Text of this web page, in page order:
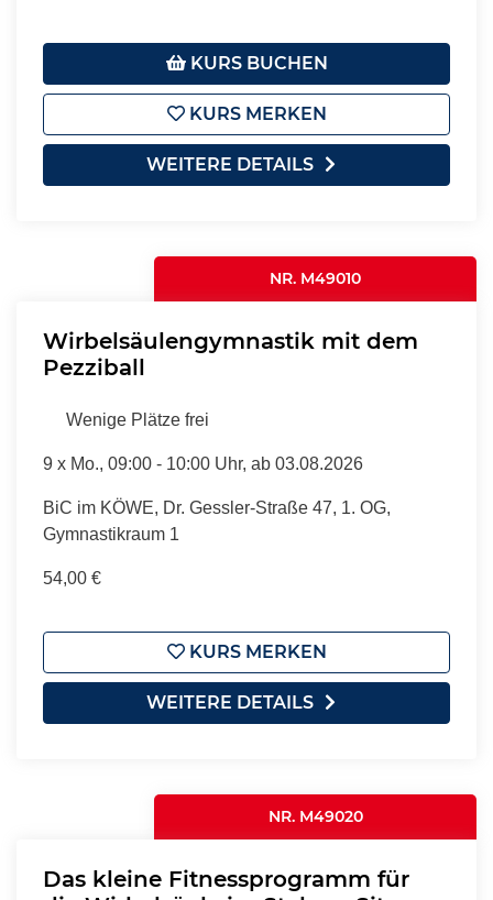
KURS BUCHEN
KURS MERKEN
WEITERE DETAILS
NR. M49010
Wirbelsäulengymnastik mit dem
Pezziball
Wenige Plätze frei
9 x Mo., 09:00 - 10:00 Uhr, ab 03.08.2026
BiC im KÖWE, Dr. Gessler-Straße 47, 1. OG,
Gymnastikraum 1
54,00 €
KURS MERKEN
WEITERE DETAILS
NR. M49020
Das kleine Fitnessprogramm für